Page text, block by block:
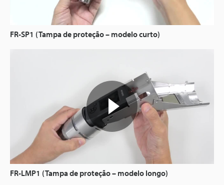
FR-SP1 (Tampa de proteção – modelo curto)
FR-LMP1 (Tampa de proteção – modelo longo)